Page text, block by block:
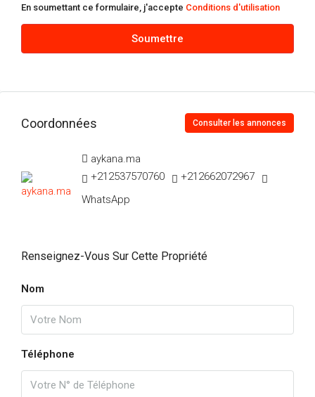
En soumettant ce formulaire, j'accepte Conditions d'utilisation
Soumettre
Coordonnées Consulter les annonces
aykana.ma
+212537570760
+212662072967
WhatsApp
Renseignez-Vous Sur Cette Propriété
Nom
Téléphone